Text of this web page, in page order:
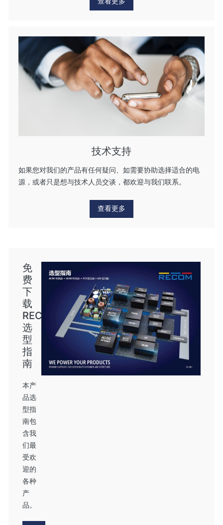
技术支持
如果您对我们的产品有任何疑问、如需要协助选择适合的电
源，或者只是想与技术人员交谈，都欢迎与我们联系。
查看更多
免
费
下
载
RECOM
选
型
指
南
本产
品选
型指
南包
含我
们最
受欢
迎的
各种
产
品。